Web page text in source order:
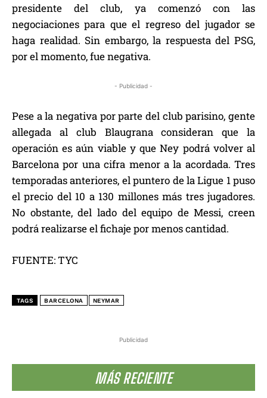
Publicidad
MÁS RECIENTE
presidente del club, ya comenzó con las
negociaciones para que el regreso del jugador se
haga realidad. Sin embargo, la respuesta del PSG,
por el momento, fue negativa.
- Publicidad -
Pese a la negativa por parte del club parisino, gente
allegada al club Blaugrana consideran que la
operación es aún viable y que Ney podrá volver al
Barcelona por una cifra menor a la acordada. Tres
temporadas anteriores, el puntero de la Ligue 1 puso
el precio del 10 a 130 millones más tres jugadores.
No obstante, del lado del equipo de Messi, creen
podrá realizarse el fichaje por menos cantidad.
FUENTE: TYC
TAGS BARCELONA NEYMAR